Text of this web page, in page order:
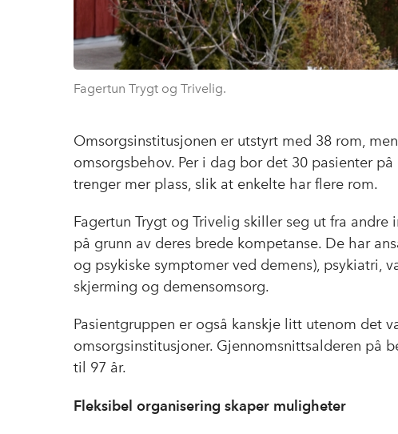
Fagertun Trygt og Trivelig.
Omsorgsinstitusjonen er utstyrt med 38 rom,
omsorgsbehov. Per i dag bor det 30 pasienter
trenger mer plass, slik at enkelte har flere rom.
Fagertun Trygt og Trivelig skiller seg ut fra
på grunn av deres brede kompetanse. De har
og psykiske symptomer ved demens), psykiatri,
skjerming og demensomsorg.
Pasientgruppen er også kanskje litt utenom det
omsorgsinstitusjoner. Gjennomsnittsalderen på
til 97 år.
Fleksibel organisering skaper muligheter